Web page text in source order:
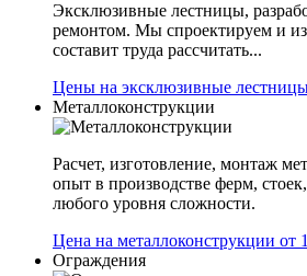
Эксклюзивные лестницы,
ремонтом. Мы спроектируем и
составит труда рассчитать...
Цены на эксклюзивные
Металлоконструкции
Расчет, изготовление, монтаж
опыт в производстве ферм,
любого уровня сложности.
Цена на металлоконструкции от
Ограждения